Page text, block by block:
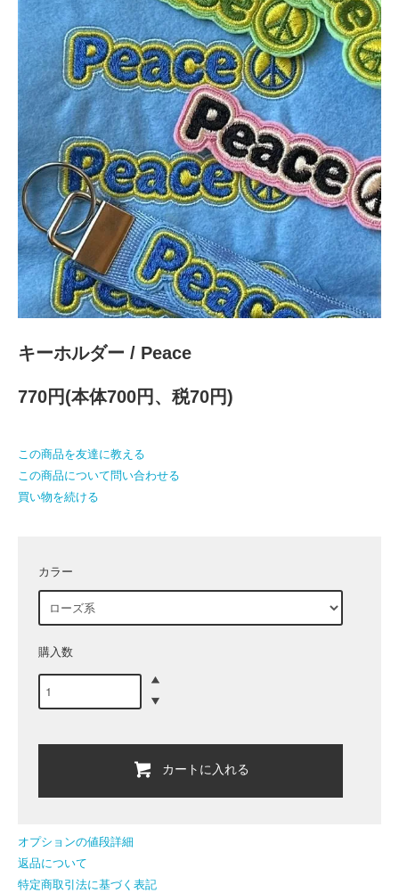
キーホルダー / Peace
770円(本体700円、税70円)
この商品を友達に教える
この商品について問い合わせる
買い物を続ける
カラー
購入数
カートに入れる
オプションの値段詳細
返品について
特定商取引法に基づく表記